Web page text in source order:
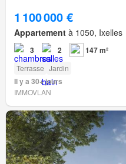
1 100 000 €
Appartement à 1050, Ixelles
3 2 147 m²
Terrasse Jardin
Il y a 30+ jours
IMMOVLAN